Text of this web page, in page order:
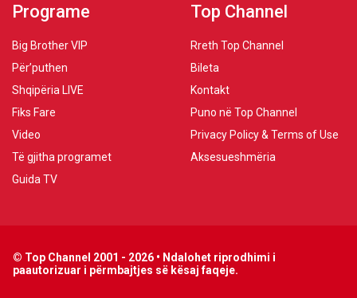
Programe
Big Brother VIP
Për’puthen
Shqipëria LIVE
Fiks Fare
Video
Të gjitha programet
Guida TV
Top Channel
Rreth Top Channel
Bileta
Kontakt
Puno në Top Channel
Privacy Policy & Terms of Use
Aksesueshmëria
© Top Channel 2001 - 2026 • Ndalohet riprodhimi i
paautorizuar i përmbajtjes së kësaj faqeje.